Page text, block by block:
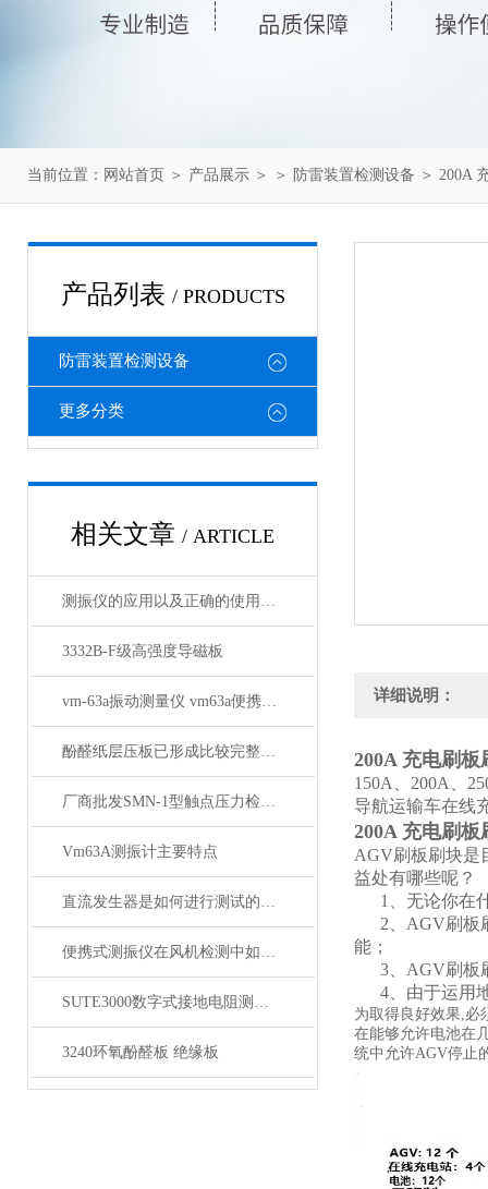
当前位置： 网站首页 ＞ 产品展示 ＞ ＞ 防雷装置检测设备 ＞ 200A
产品列表 / PRODUCTS
防雷装置检测设备
更多分类
相关文章 / ARTICLE
测振仪的应用以及正确的使用方法
3332B-F级高强度导磁板
vm-63a振动测量仪 vm63a便携式测振仪厂家推荐
酚醛纸层压板已形成比较完整的系列
厂商批发SMN-1型触点压力检测仪
Vm63A测振计主要特点
直流发生器是如何进行测试的呢？旺徐电气为您揭秘
便携式测振仪在风机检测中如何应用？
SUTE3000数字式接地电阻测试仪
3240环氧酚醛板 绝缘板
详细说明：
200A 充电刷板
150A、200A、
导航运输车在线
200A 充电刷板
AGV刷板刷块是
益处有哪些呢？
1、无论你在什
2、AGV刷板刷
能；
3、AGV刷板
4、由于运用
为取得良好效果,必
在能够允许电池在
统中允许AGV停止